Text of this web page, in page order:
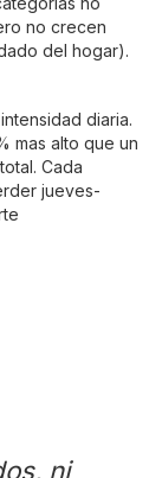
no crecen
del hogar).
diaria.
mas alto que un
Cada
jueves-
ni